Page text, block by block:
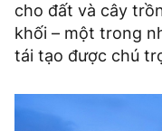
cho đất và cây
khối – một trong
tái tạo được chú